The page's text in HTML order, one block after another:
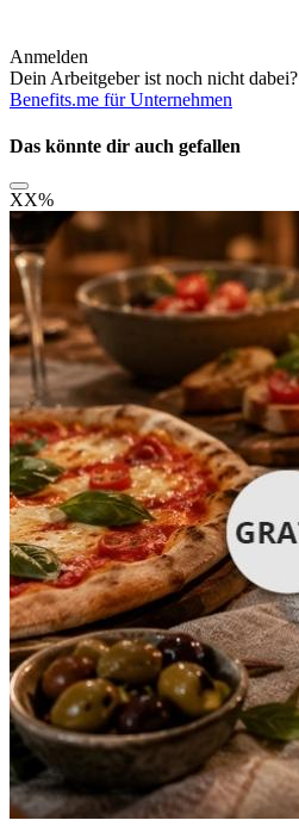
Anmelden
Dein Arbeitgeber ist noch nicht dabei?
Benefits.me für Unternehmen
Das könnte dir auch gefallen
XX%